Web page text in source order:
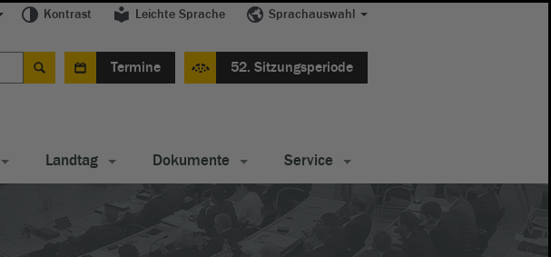
Kontrast Leichte Sprache Sprachauswahl
Termine 52. Sitzungsperiode
Landtag Dokumente Service